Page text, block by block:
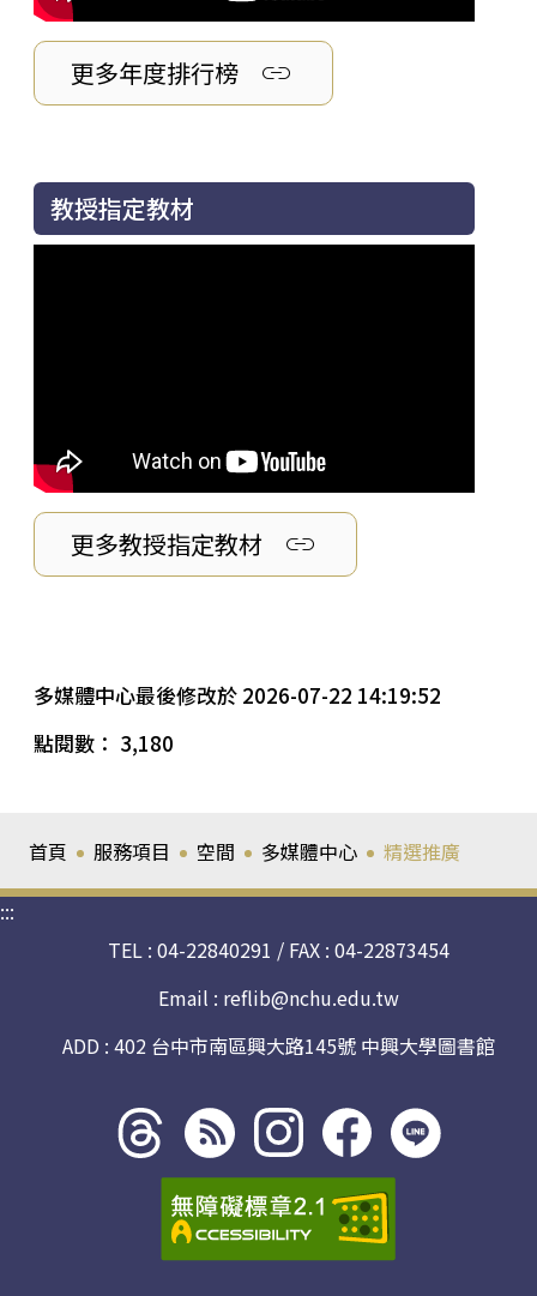
更多年度排行榜 link
教授指定教材
更多教授指定教材 link
多媒體中心最後修改於 2026-07-22 14:19:52
點閱數： 3,180
首頁 服務項目 空間 多媒體中心 精選推廣
:::
TEL : 04-22840291 / FAX : 04-22873454
Email : reflib@nchu.edu.tw
ADD : 402 台中市南區興大路145號 中興大學圖書館
Threads
社群
rss社
群
instagram
社群
facebook
社群
line社
群